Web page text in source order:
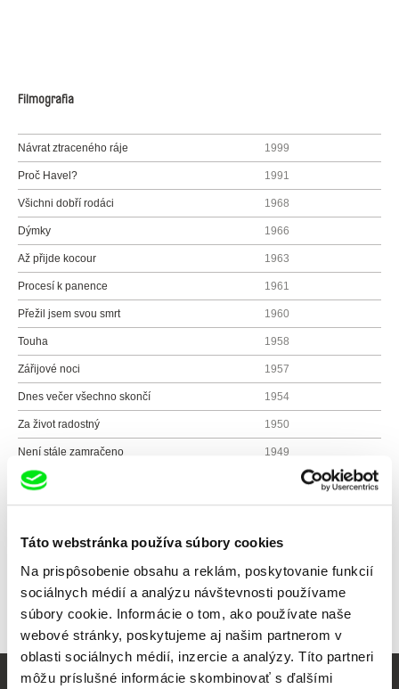
Táto webstránka používa súbory cookies
Na prispôsobenie obsahu a reklám, poskytovanie funkcií
sociálnych médií a analýzu návštevnosti používame
súbory cookie. Informácie o tom, ako používate naše
webové stránky, poskytujeme aj našim partnerom v
oblasti sociálnych médií, inzercie a analýzy. Títo partneri
môžu príslušné informácie skombinovať s ďalšími
Filmografia
Návrat ztraceného ráje 1999
Proč Havel? 1991
Všichni dobří rodáci 1968
Dýmky 1966
Až přijde kocour 1963
Procesí k panence 1961
Přežil jsem svou smrt 1960
Touha 1958
Zářijové noci 1957
Dnes večer všechno skončí 1954
Za život radostný 1950
Není stále zamračeno 1949
Všetci režiséri